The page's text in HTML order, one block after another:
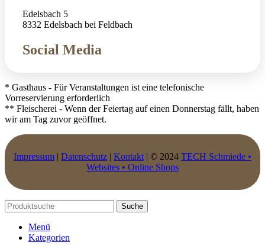
Edelsbach 5
8332 Edelsbach bei Feldbach
Social Media
* Gasthaus - Für Veranstaltungen ist eine telefonische
Vorreservierung erforderlich
** Fleischerei - Wenn der Feiertag auf einen Donnerstag fällt, haben
wir am Tag zuvor geöffnet.
Impressum | Datenschutz | Kontakt | © 2024 TECH Schmiede •
Websites • Online Shops
Suche
Menü
Kategorien